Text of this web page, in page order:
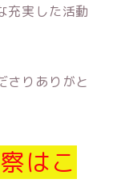
充実した活動
さりありがと
はこ